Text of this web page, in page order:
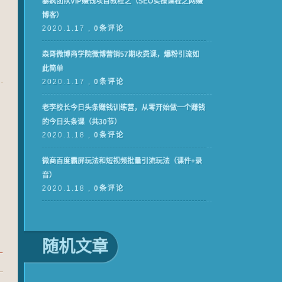
博客）
2020.1.17 , 0条评论
森哥微博商学院微博营销57期收费课，爆粉引流如
此简单
2020.1.17 , 0条评论
老李校长今日头条赚钱训练营，从零开始做一个赚钱
的今日头条课（共30节）
2020.1.18 , 0条评论
微商百度霸屏玩法和短视频批量引流玩法（课件+录
音）
2020.1.18 , 0条评论
随机文章